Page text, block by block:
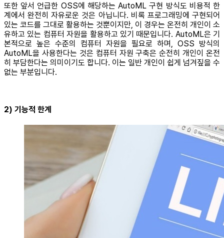
또한 앞서 언급한 OSS에 해당하는 AutoML 구현 방식도 비용적 한
계에서 완전히 자유로운 것은 아닙니다. 비록 프로그래밍에 구현되어
있는 코드를 그대로 활용하는 것뿐이지만, 이 경우는 온전히 개인이 소
유하고 있는 컴퓨터 자원을 활용하고 있기 때문입니다. AutoML은 기
본적으로 높은 수준의 컴퓨터 자원을 필요로 하며, OSS 방식의
AutoML을 사용한다는 것은 컴퓨터 자원 구축은 순전히 개인이 온전
히 부담한다는 의미이기도 합니다. 이는 일반 개인이 쉽게 넘겨짚을 수
없는 부분입니다.
2) 기능적 한계